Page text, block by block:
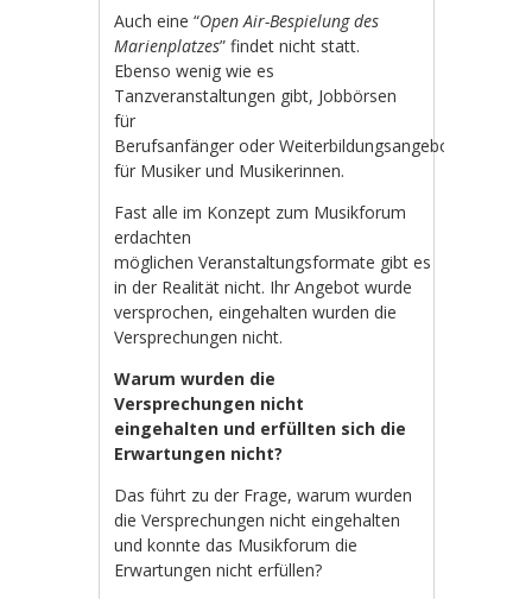
Auch eine “Open Air-Bespielung des
Marienplatzes” findet nicht statt.
Ebenso wenig wie es
Tanzveranstaltungen gibt, Jobbörsen
für
Berufsanfänger oder Weiterbildungsangebote
für Musiker und Musikerinnen.
Fast alle im Konzept zum Musikforum
erdachten
möglichen Veranstaltungsformate gibt es
in der Realität nicht. Ihr Angebot wurde
versprochen, eingehalten wurden die
Versprechungen nicht.
Warum wurden die
Versprechungen nicht
eingehalten und erfüllten sich die
Erwartungen nicht?
Das führt zu der Frage, warum wurden
die Versprechungen nicht eingehalten
und konnte das Musikforum die
Erwartungen nicht erfüllen?